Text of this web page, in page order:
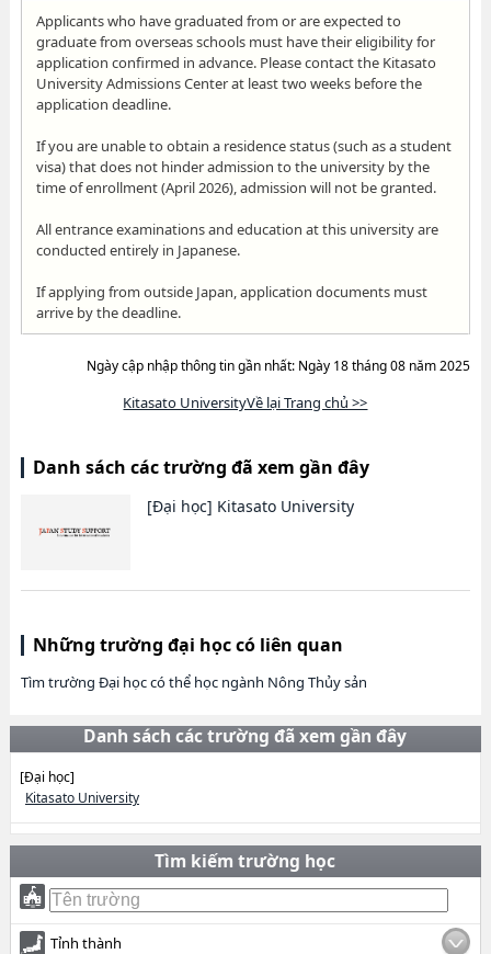
Applicants who have graduated from or are expected to
graduate from overseas schools must have their eligibility for
application confirmed in advance. Please contact the Kitasato
University Admissions Center at least two weeks before the
application deadline.
If you are unable to obtain a residence status (such as a student
visa) that does not hinder admission to the university by the
time of enrollment (April 2026), admission will not be granted.
All entrance examinations and education at this university are
conducted entirely in Japanese.
If applying from outside Japan, application documents must
arrive by the deadline.
Ngày cập nhập thông tin gần nhất: Ngày 18 tháng 08 năm 2025
Kitasato UniversityVề lại Trang chủ >>
Danh sách các trường đã xem gần đây
[Đại học] Kitasato University
Những trường đại học có liên quan
Tìm trường Đại học có thể học ngành Nông Thủy sản
Danh sách các trường đã xem gần đây
[Đại học]
Kitasato University
Tìm kiếm trường học
Tỉnh thành